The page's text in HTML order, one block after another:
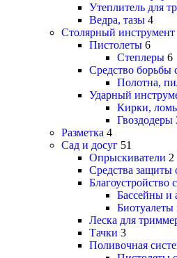
Утеплитель для
Ведра, тазы 4
Столярный инструмент
Пистолеты 6
Степлеры 6
Средство борьбы
Полотна,
Ударный
Кирки,
Гвоздодеры
Разметка 4
Сад и досуг 51
Опрыскиватели 2
Средства защиты
Благоустройство
Бассейны и
Биотуалеты
Леска для
Тачки 3
Поливочная